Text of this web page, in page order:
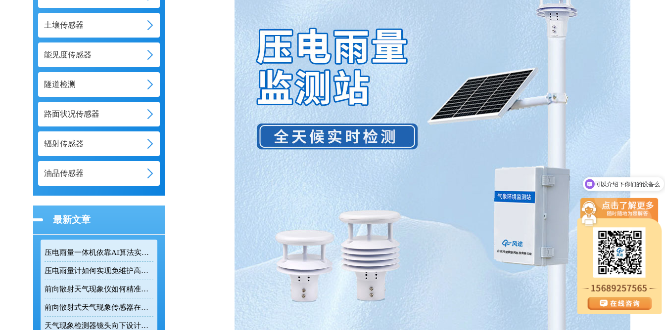
土壤传感器
能见度传感器
隧道检测
路面状况传感器
辐射传感器
油品传感器
最新文章
压电雨量一体机依靠AI算法实现复杂环境精准雨量监测
压电雨量计如何实现免维护高精度降雨监测
前向散射天气现象仪如何精准测量道路能见度
前向散射式天气现象传感器在道路交通气象监测中的应用价值
天气现象检测器镜头向下设计有效降低杂光干扰
可以介绍下你们的设备么